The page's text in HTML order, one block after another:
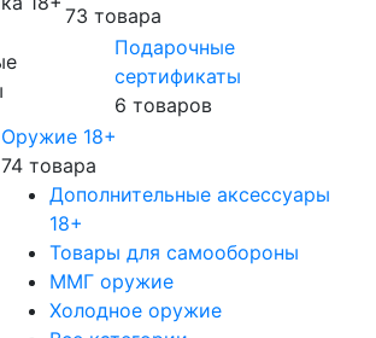
73 товара
Подарочные
сертификаты
6 товаров
Оружие 18+
74 товара
Дополнительные аксессуары
18+
Товары для самообороны
ММГ оружие
Холодное оружие